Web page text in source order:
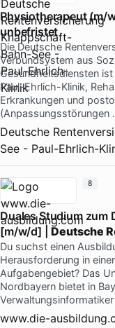
Physiotherapeut (m/
unbefristet
Die Deutsche
Verbundsystem aus
Gesundheitsdiensten
Paul-Ehrlich-Klinik,
Erkrankungen und
(Anpassungsstörungen
Deutsche
See - Paul-Ehrlich-
Duales Studium zum
[m/w/d] |Deutsche
Du suchst einen
Herausforderung in
Aufgabengebiet? Das
Nordbayern bietet in
www.die-
8